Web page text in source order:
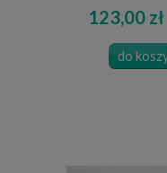
123,00 zł
do